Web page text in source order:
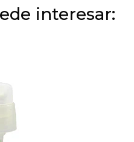
interesar: